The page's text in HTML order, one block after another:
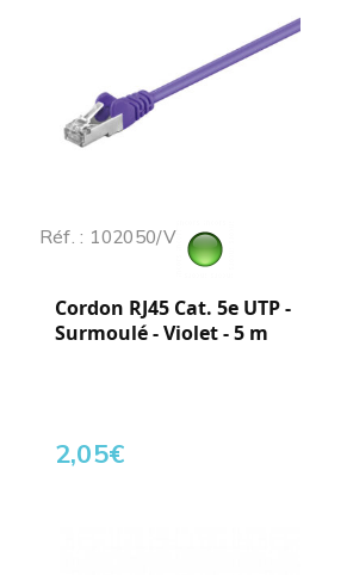
Réf. : 102050/V
Cordon RJ45 Cat. 5e UTP -
Surmoulé - Violet - 5 m
2,05€